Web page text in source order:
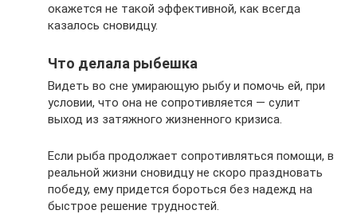
окажется не такой эффективной, как всегда
казалось сновидцу.
Что делала рыбешка
Видеть во сне умирающую рыбу и помочь ей, при
условии, что она не сопротивляется — сулит
выход из затяжного жизненного кризиса.
Если рыба продолжает сопротивляться помощи, в
реальной жизни сновидцу не скоро праздновать
победу, ему придется бороться без надежд на
быстрое решение трудностей.